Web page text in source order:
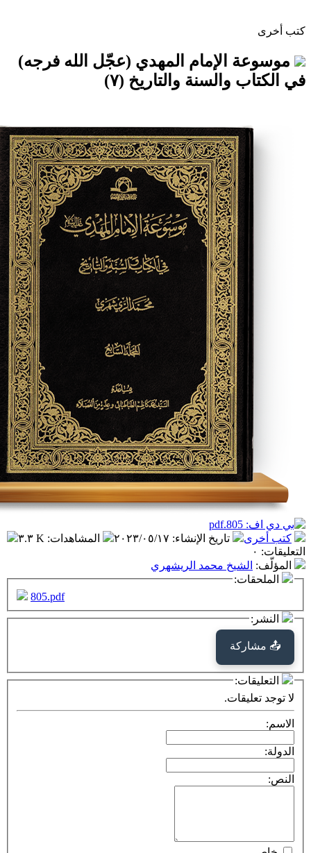
الإمام المهدي (عجّل الله فرجه)
والتاريخ (٧)
تاريخ الإنشاء:٢٠٢٣/٠٥/١٧ المشاهدات:٣.٣ K
محمد الريشهري